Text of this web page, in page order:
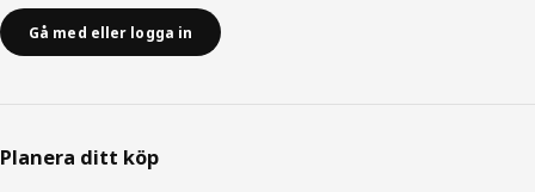
Gå med eller logga in
Planera ditt köp